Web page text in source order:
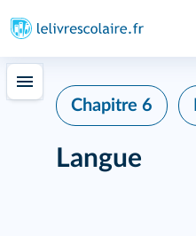
Chapitre 6
Langue